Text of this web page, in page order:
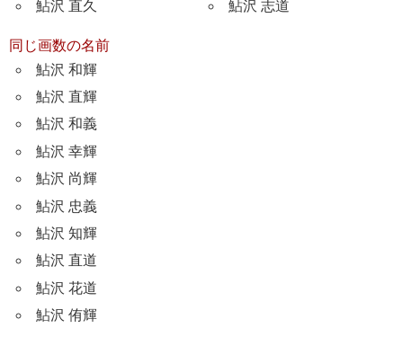
鮎沢 直久 鮎沢 志道
同じ画数の名前
鮎沢 和輝
鮎沢 直輝
鮎沢 和義
鮎沢 幸輝
鮎沢 尚輝
鮎沢 忠義
鮎沢 知輝
鮎沢 直道
鮎沢 花道
鮎沢 侑輝